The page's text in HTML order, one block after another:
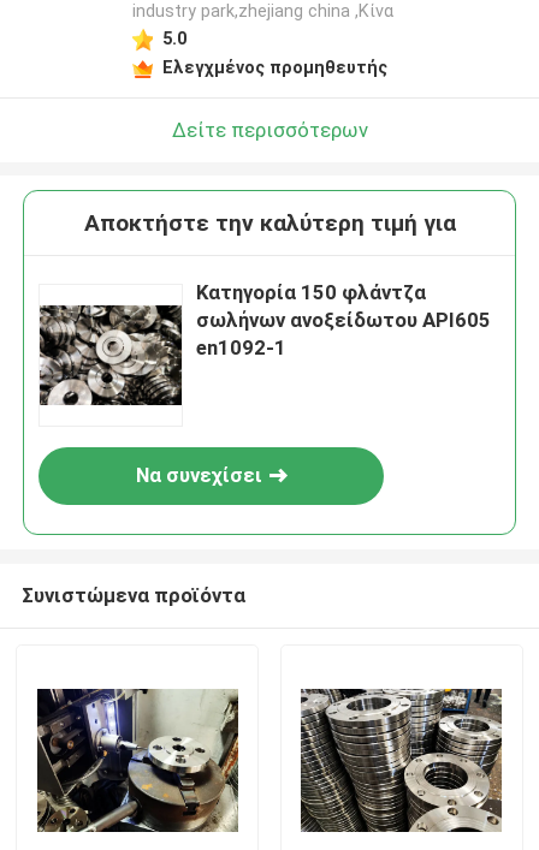
industry park,zhejiang china ,Κίνα
5.0
Ελεγχμένος προμηθευτής
Δείτε περισσότερων
Αποκτήστε την καλύτερη τιμή για
Κατηγορία 150 φλάντζα
σωλήνων ανοξείδωτου API605
en1092-1
Να συνεχίσει
Συνιστώμενα προϊόντα